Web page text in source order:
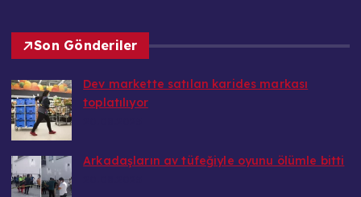
Son Gönderiler
Dev markette satılan karides markası
toplatılıyor
Arkadaşların av tüfeğiyle oyunu ölümle bitti